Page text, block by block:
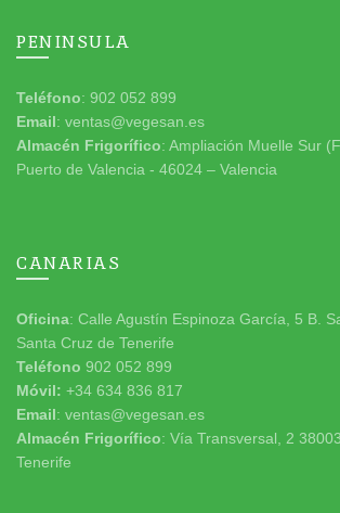
PENINSULA
Teléfono: 902 052 899
Email: ventas@vegesan.es
Almacén Frigorífico: Ampliación Muelle Sur
Puerto de Valencia - 46024 – Valencia
CANARIAS
Oficina: Calle Agustín Espinoza García, 5 B.
Santa Cruz de Tenerife
Teléfono 902 052 899
Móvil: +34 634 836 817
Email: ventas@vegesan.es
Almacén Frigorífico: Vía Transversal, 2
Tenerife